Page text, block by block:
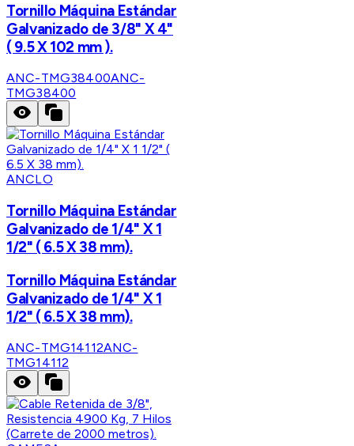
Tornillo Máquina Estándar
Galvanizado de 3/8" X 4"
( 9.5 X 102 mm ).
ANC-TMG38400ANC-
TMG38400
ANCLO
Tornillo Máquina Estándar
Galvanizado de 1/4" X 1
1/2" ( 6.5 X 38 mm).
Tornillo Máquina Estándar
Galvanizado de 1/4" X 1
1/2" ( 6.5 X 38 mm).
ANC-TMG14112ANC-
TMG14112